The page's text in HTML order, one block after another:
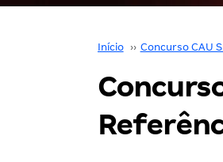
Início ›› Concurso CAU